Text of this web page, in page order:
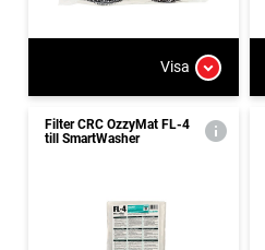
Visa
Filter CRC OzzyMat FL-4
till SmartWasher